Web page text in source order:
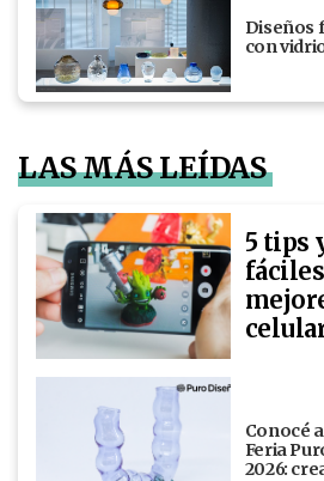
Diseños
con
LAS MÁS LEÍDAS
5 tips
Conocé
Feria
2026: